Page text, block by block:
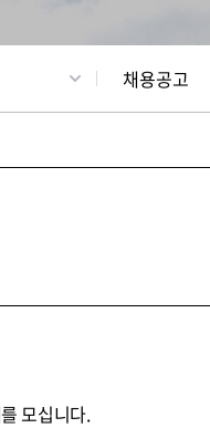
채용공고
모십니다.